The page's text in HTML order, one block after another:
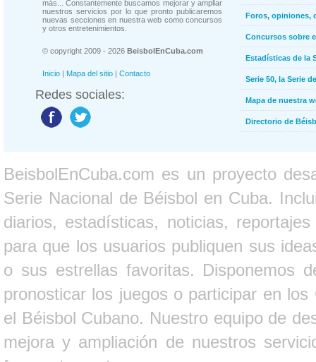
más... Constantemente buscamos mejorar y ampliar
nuestros servicios por lo que pronto publicaremos
nuevas secciones en nuestra web como concursos
y otros entretenimientos.
© copyright 2009 - 2026 BeisbolEnCuba.com
Inicio | Mapa del sitio | Contacto
Redes sociales:
Foros, opiniones,
Concursos sobre
Estadísticas de la
Serie 50, la Serie
Mapa de nuestra
Directorio de
BeisbolEnCuba.com es un proyecto
Serie Nacional de Béisbol en Cuba.
diarios, estadísticas, noticias,
para que los usuarios publiquen sus
o sus estrellas favoritas. Disponemos
pronosticar los juegos o participar en
el Béisbol Cubano. Nuestro equipo de
mejora y ampliación de nuestros